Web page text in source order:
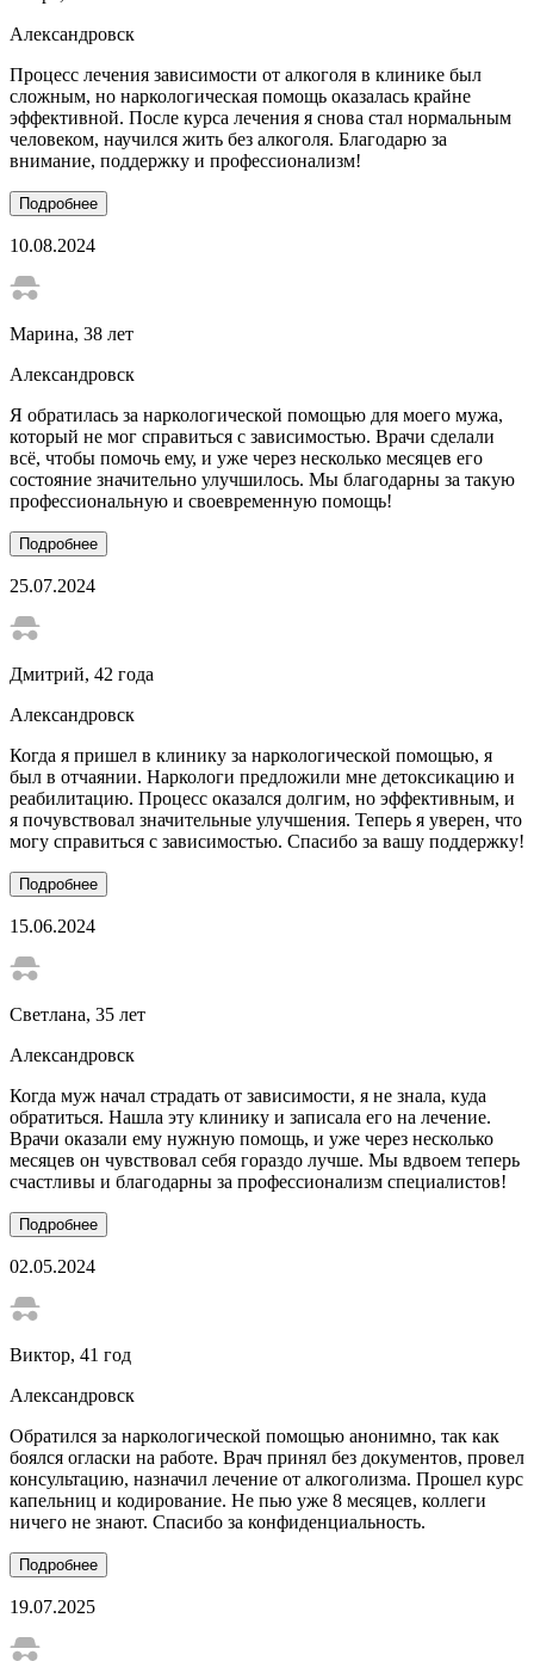
Александровск
Процесс лечения зависимости от алкоголя в клинике был
сложным, но наркологическая помощь оказалась крайне
эффективной. После курса лечения я снова стал нормальным
человеком, научился жить без алкоголя. Благодарю за
внимание, поддержку и профессионализм!
Подробнее
10.08.2024
Марина, 38 лет
Александровск
Я обратилась за наркологической помощью для моего мужа,
который не мог справиться с зависимостью. Врачи сделали
всё, чтобы помочь ему, и уже через несколько месяцев его
состояние значительно улучшилось. Мы благодарны за такую
профессиональную и своевременную помощь!
Подробнее
25.07.2024
Дмитрий, 42 года
Александровск
Когда я пришел в клинику за наркологической помощью, я
был в отчаянии. Наркологи предложили мне детоксикацию и
реабилитацию. Процесс оказался долгим, но эффективным, и
я почувствовал значительные улучшения. Теперь я уверен, что
могу справиться с зависимостью. Спасибо за вашу поддержку!
Подробнее
15.06.2024
Светлана, 35 лет
Александровск
Когда муж начал страдать от зависимости, я не знала, куда
обратиться. Нашла эту клинику и записала его на лечение.
Врачи оказали ему нужную помощь, и уже через несколько
месяцев он чувствовал себя гораздо лучше. Мы вдвоем теперь
счастливы и благодарны за профессионализм специалистов!
Подробнее
02.05.2024
Виктор, 41 год
Александровск
Обратился за наркологической помощью анонимно, так как
боялся огласки на работе. Врач принял без документов, провел
консультацию, назначил лечение от алкоголизма. Прошел курс
капельниц и кодирование. Не пью уже 8 месяцев, коллеги
ничего не знают. Спасибо за конфиденциальность.
Подробнее
19.07.2025